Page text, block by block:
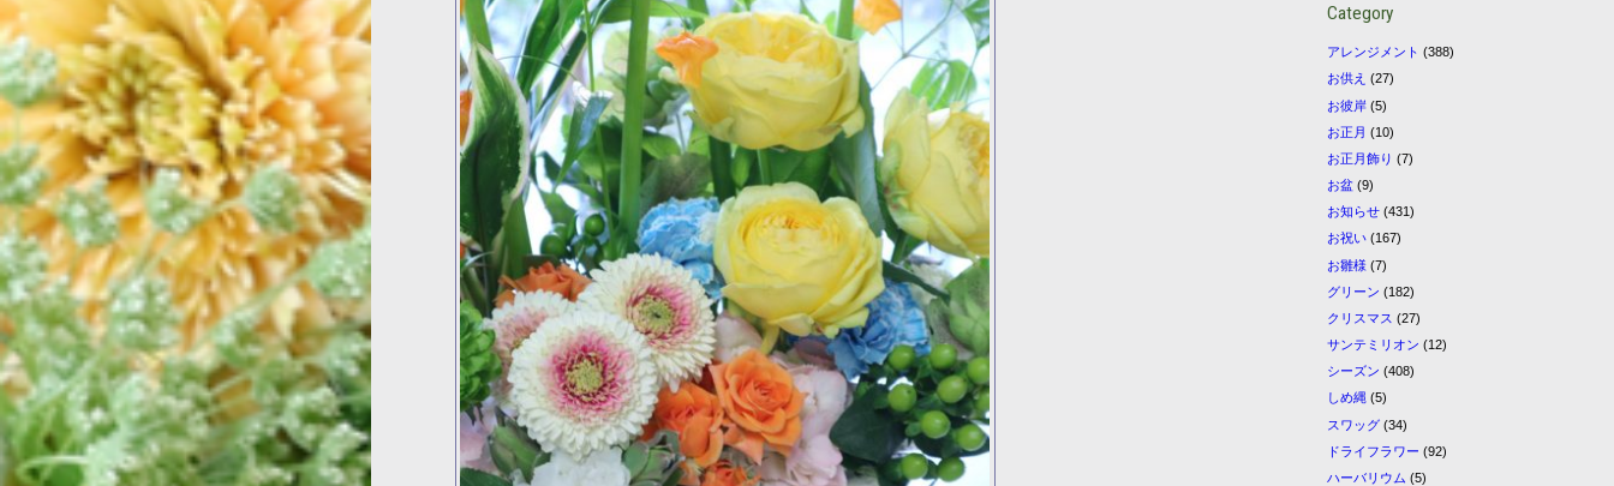
Category
アレンジメント (388)
お供え (27)
お彼岸 (5)
お正月 (10)
お正月飾り (7)
お盆 (9)
お知らせ (431)
お祝い (167)
お雛様 (7)
グリーン (182)
クリスマス (27)
サンテミリオン (12)
シーズン (408)
しめ縄 (5)
スワッグ (34)
ドライフラワー (92)
ハーバリウム (5)